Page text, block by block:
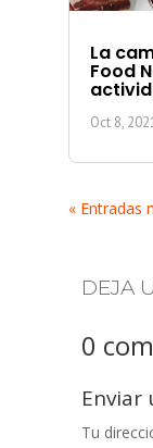
La
Food
Oct 8,
« Entradas
DEJA
0
Enviar
Tu